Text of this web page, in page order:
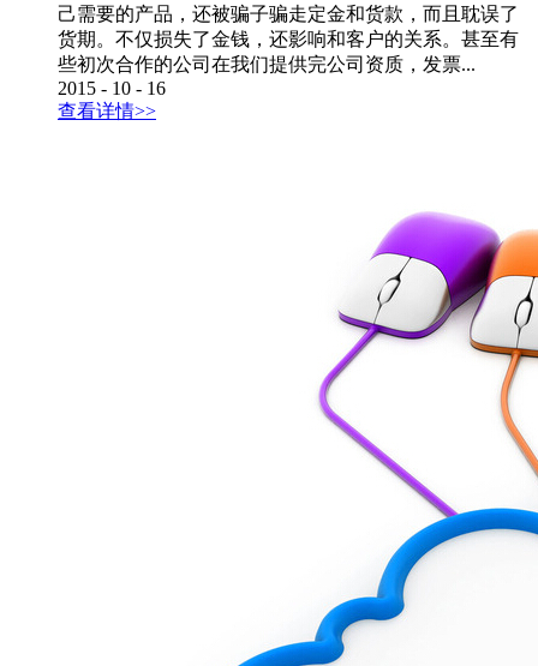
己需要的产品，还被骗子骗走定金和货款，而且耽误了
货期。不仅损失了金钱，还影响和客户的关系。甚至有
些初次合作的公司在我们提供完公司资质，发票...
2015 - 10 - 16
查看详情>>